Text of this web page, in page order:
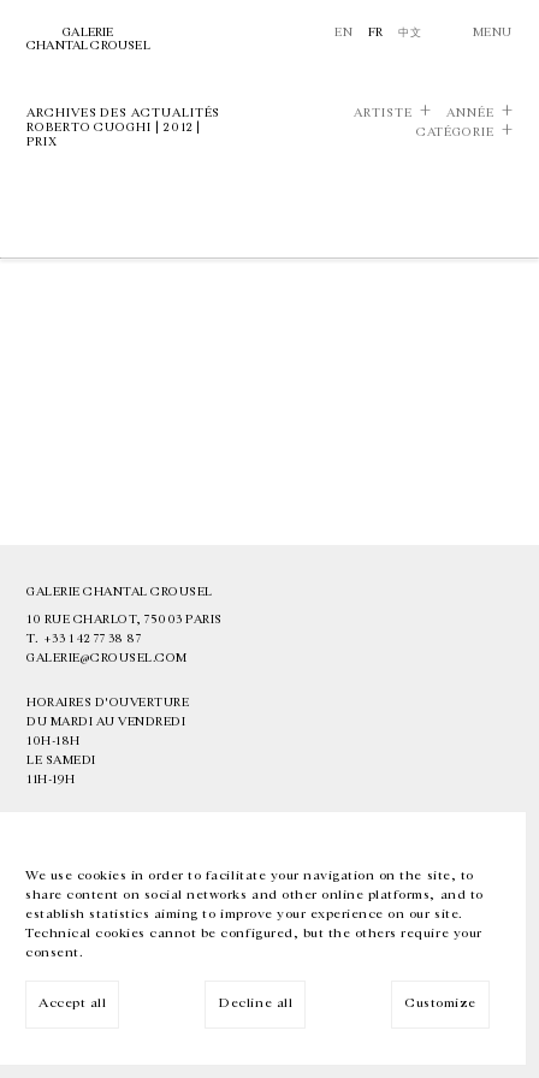
We use cookies in order to facilitate your navigation on the site, to
share content on social networks and other online platforms, and to
establish statistics aiming to improve your experience on our site.
Technical cookies cannot be configured, but the others require your
consent.
Accept all Decline all Customize
GALERIE
CHANTAL CROUSEL
EN FR 中文 MENU
ARCHIVES DES ACTUALITÉS
ROBERTO CUOGHI | 2012 |
PRIX
ARTISTE
ANNÉE
CATÉGORIE
GALERIE CHANTAL CROUSEL
10 RUE CHARLOT, 75003 PARIS
T. +33 1 42 77 38 87
GALERIE@CROUSEL.COM
HORAIRES D'OUVERTURE
DU MARDI AU VENDREDI
10H-18H
LE SAMEDI
11H-19H
EN FR 中文 Facebook Instagram
Inscrivez-vous à notre newsletter